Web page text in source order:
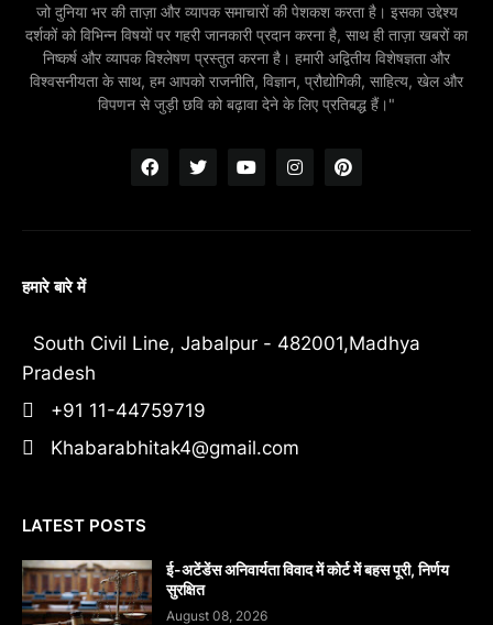
जो दुनिया भर की ताज़ा और व्यापक समाचारों की पेशकश करता है। इसका उद्देश्य
दर्शकों को विभिन्न विषयों पर गहरी जानकारी प्रदान करना है, साथ ही ताज़ा खबरों का
निष्कर्ष और व्यापक विश्लेषण प्रस्तुत करना है। हमारी अद्वितीय विशेषज्ञता और
विश्वसनीयता के साथ, हम आपको राजनीति, विज्ञान, प्रौद्योगिकी, साहित्य, खेल और
विपणन से जुड़ी छवि को बढ़ावा देने के लिए प्रतिबद्ध हैं।"
हमारे बारे में
South Civil Line, Jabalpur - 482001,Madhya
Pradesh
+91 11-44759719
Khabarabhitak4@gmail.com
LATEST POSTS
​ई-अटेंडेंस अनिवार्यता विवाद में कोर्ट में बहस पूरी, निर्णय
सुरक्षित
August 08, 2026